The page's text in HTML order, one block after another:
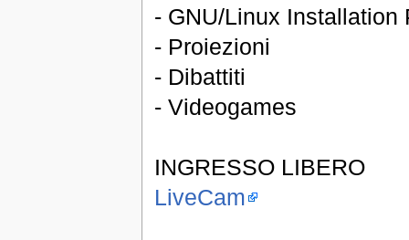
- GNU/Linux Installation
- Proiezioni
- Dibattiti
- Videogames
INGRESSO LIBERO
LiveCam